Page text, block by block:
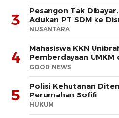
3
Pesangon Tak
Adukan PT SDM
NUSANTARA
4
Mahasiswa KKN
Pemberdayaan UMKM
GOOD NEWS
5
Polisi Kehutanan
Perumahan Sofifi
HUKUM